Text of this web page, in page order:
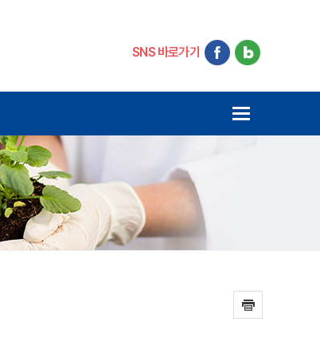
SNS 바로가기